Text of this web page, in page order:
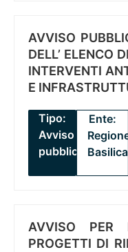
AVVISO
DELL’ ELENCO
INTERVENTI
E
Tipo:
Avviso
pubblico
Ente:
AVVISO PER
PROGETTI DI